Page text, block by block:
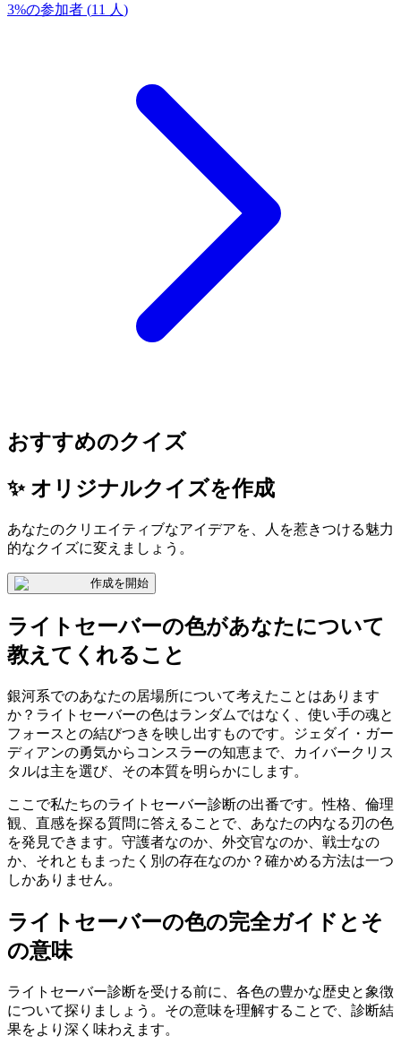
3%の参加者 (11 人 )
おすすめのクイズ
✨ オリジナルクイズを作成
あなたのクリエイティブなアイデアを、人を惹きつける魅力
的なクイズに変えましょう。
作成を開始
ライトセーバーの色があなたについて
教えてくれること
銀河系でのあなたの居場所について考えたことはあります
か？ライトセーバーの色はランダムではなく、使い手の魂と
フォースとの結びつきを映し出すものです。ジェダイ・ガー
ディアンの勇気からコンスラーの知恵まで、カイバークリス
タルは主を選び、その本質を明らかにします。
ここで私たちのライトセーバー診断の出番です。性格、倫理
観、直感を探る質問に答えることで、あなたの内なる刃の色
を発見できます。守護者なのか、外交官なのか、戦士なの
か、それともまったく別の存在なのか？確かめる方法は一つ
しかありません。
ライトセーバーの色の完全ガイドとそ
の意味
ライトセーバー診断を受ける前に、各色の豊かな歴史と象徴
について探りましょう。その意味を理解することで、診断結
果をより深く味わえます。